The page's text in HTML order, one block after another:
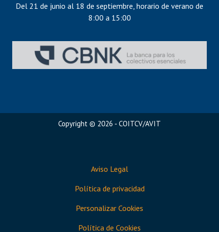
Del 21 de junio al 18 de septiembre, horario de verano de
8:00 a 15:00
Copyright © 2026 - COITCV/AVIT
Aviso Legal
Política de privacidad
Personalizar Cookies
Política de Cookies